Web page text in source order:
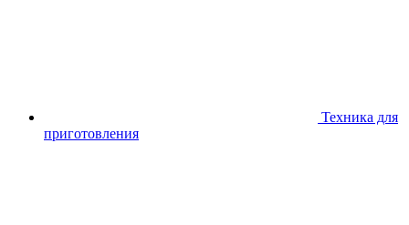
Техника для
приготовления